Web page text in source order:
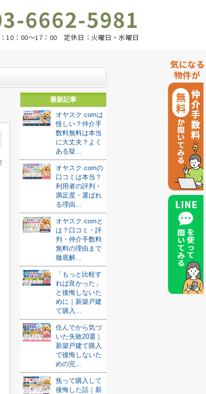
6662-5981
10：00～17：00 定休日：火曜日・水曜日
最新記事
オヤスク.comは
怪しい？仲介手
数料無料は本当
に大丈夫？よく
ある疑...
オヤスク.comの
口コミは本当？
利用者の評判・
満足度・選ばれ
る理由...
オヤスク.comと
は？口コミ・評
判・仲介手数料
無料の理由まで
徹底解...
「もっと比較す
れば良かった」
と後悔しないた
めに｜新築戸建
て購入...
住んでから気づ
いた失敗20選｜
新築戸建て購入
で後悔しないた
めの完...
焦って購入して
後悔した話｜新
気になる
物件が